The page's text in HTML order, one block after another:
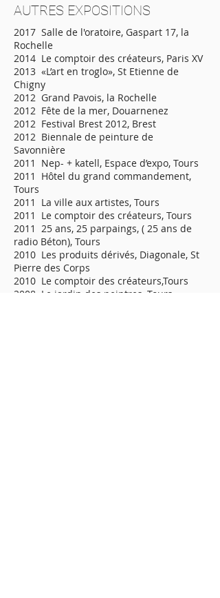
AUTRES EXPOSITIONS
2017 Salle de l'oratoire, Gaspart 17, la
Rochelle
2014 Le comptoir des créateurs, Paris XV
2013 «L’art en troglo», St Etienne de
Chigny
2012 Grand Pavois, la Rochelle
2012 Fête de la mer, Douarnenez
2012 Festival Brest 2012, Brest
2012 Biennale de peinture de
Savonnière
2011 Nep- + katell, Espace d’expo, Tours
2011 Hôtel du grand commandement,
Tours
2011 La ville aux artistes, Tours
2011 Le comptoir des créateurs, Tours
2011 25 ans, 25 parpaings, ( 25 ans de
radio Béton), Tours
2010 Les produits dérivés, Diagonale, St
Pierre des Corps
2010 Le comptoir des créateurs,Tours
2008 Le jardin des peintres, Tours